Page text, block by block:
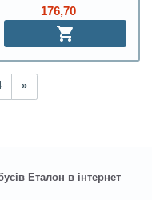
176,70
»
Еталон в інтернет